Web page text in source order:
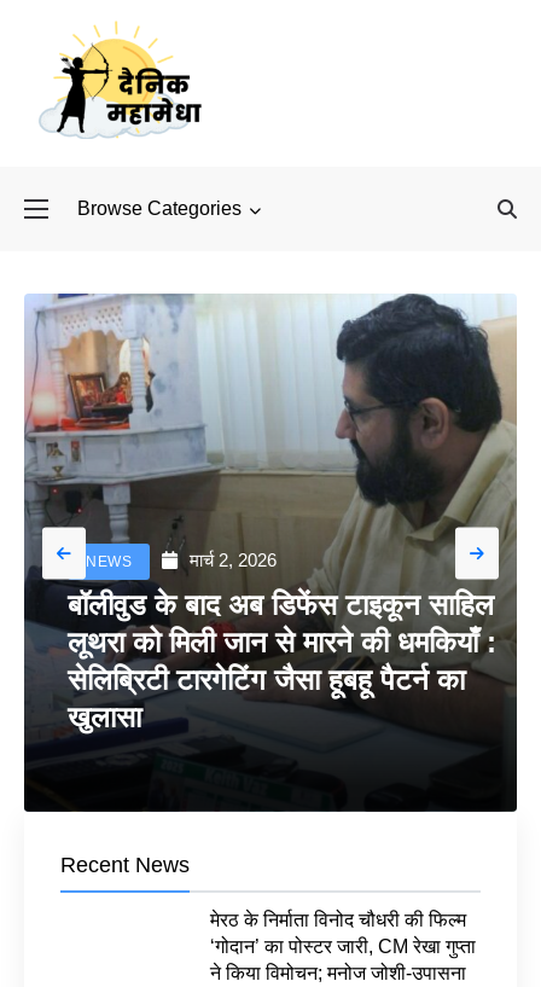
Browse Categories
NEWS मार्च 2, 2026
बॉलीवुड के बाद अब डिफेंस टाइकून साहिल
लूथरा को मिली जान से मारने की धमकियाँ :
सेलिब्रिटी टारगेटिंग जैसा हूबहू पैटर्न का
खुलासा
Recent News
मेरठ के निर्माता विनोद चौधरी की फिल्म
‘गोदान’ का पोस्टर जारी, CM रेखा गुप्ता
ने किया विमोचन; मनोज जोशी-उपासना